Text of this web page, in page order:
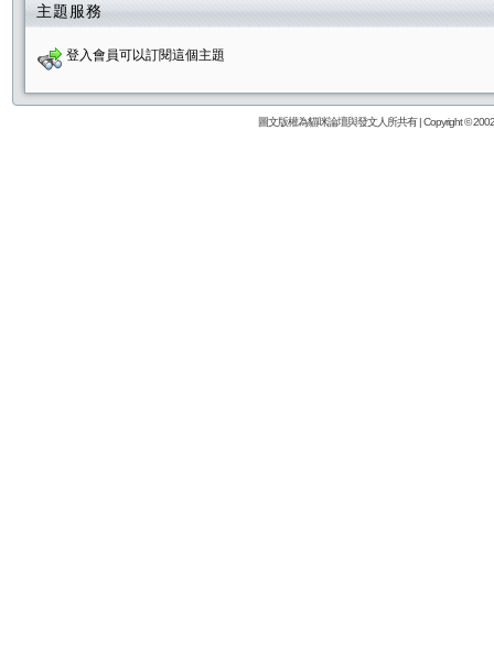
主題服務
登入會員可以訂閱這個主題
圖文版權為貓咪論壇與發文人所共有 | Copyright ©